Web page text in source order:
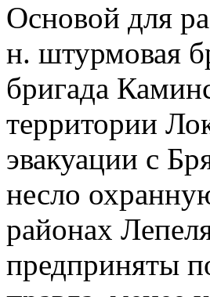
Основой для
н. штурмовая
бригада
территории
эвакуации с
несло
районах
предприняты